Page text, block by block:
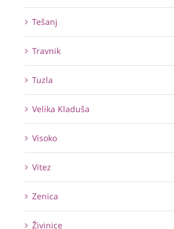
Tešanj
Travnik
Tuzla
Velika Kladuša
Visoko
Vitez
Zenica
Živinice